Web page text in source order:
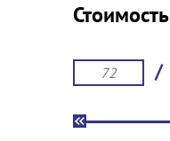
Стоимость
/